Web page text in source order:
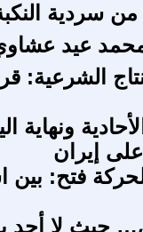
من سردية
عيد
إنتاج
إيران
لحركة فتح:
حيث لا أحد